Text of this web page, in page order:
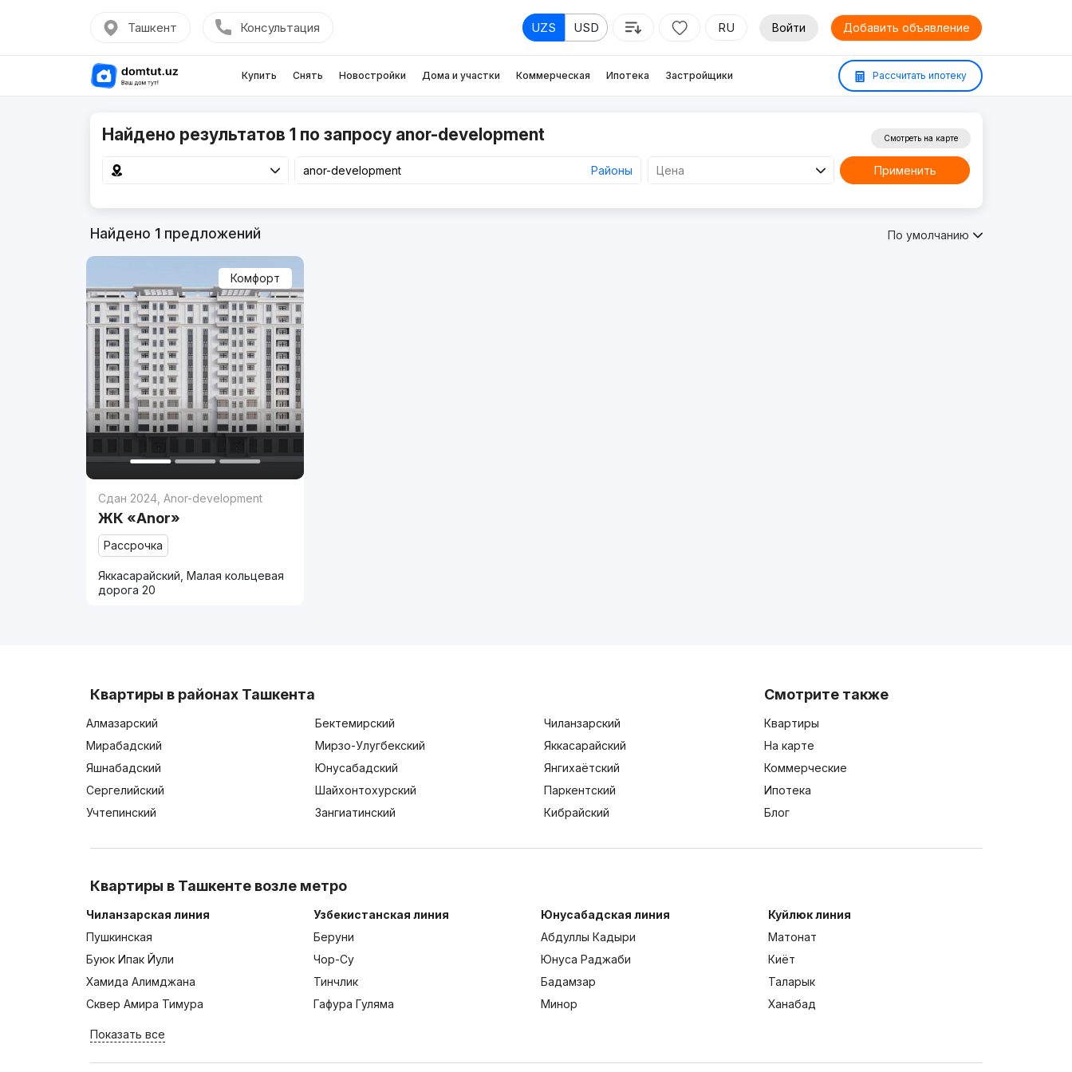
Ташкент Консультация UZS USD RU Войти Добавить объявление
Купить Снять Новостройки Дома и участки Коммерческая Ипотека Застройщики Рассчитать ипотеку
Найдено результатов 1 по запросу anor-development
Районы Цена
Смотреть на карте
Применить
Найдено 1предложений По умолчанию
Комфорт
Сдан 2024 ,Anor-development
ЖК «Anor»
Рассрочка
Яккасарайский, Малая кольцевая
дорога 20
Квартиры в районах Ташкента
Алмазарский Бектемирский
Чиланзарский
Мирабадский
Мирзо-Улугбекский
Яккасарайский
Яшнабадский
Юнусабадский
Янгихаётский
Сергелийский
Шайхонтохурский
Паркентский
Учтепинский
Зангиатинский Кибрайский
Смотрите также
Квартиры
На карте
Коммерческие
Ипотека
Блог
Квартиры в Ташкенте возле метро
Чиланзарская линия
Пушкинская
Буюк Ипак Йули
Хамида Алимджана
Сквер Амира Тимура
Узбекистанская линия
Беруни
Чор-Су
Тинчлик
Гафура Гуляма
Юнусабадская линия
Абдуллы Кадыри
Юнуса Раджаби
Бадамзар
Минор
Куйлюк линия
Матонат
Киёт
Таларык
Ханабад
Показать все